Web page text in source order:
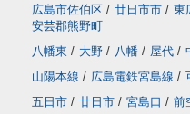
広島市佐伯区 / 廿日市市 / 東
安芸郡熊野町
八幡東 / 大野 / 八幡 / 屋代 /
山陽本線 / 広島電鉄宮島線 /
五日市 / 廿日市 / 宮島口 / 前